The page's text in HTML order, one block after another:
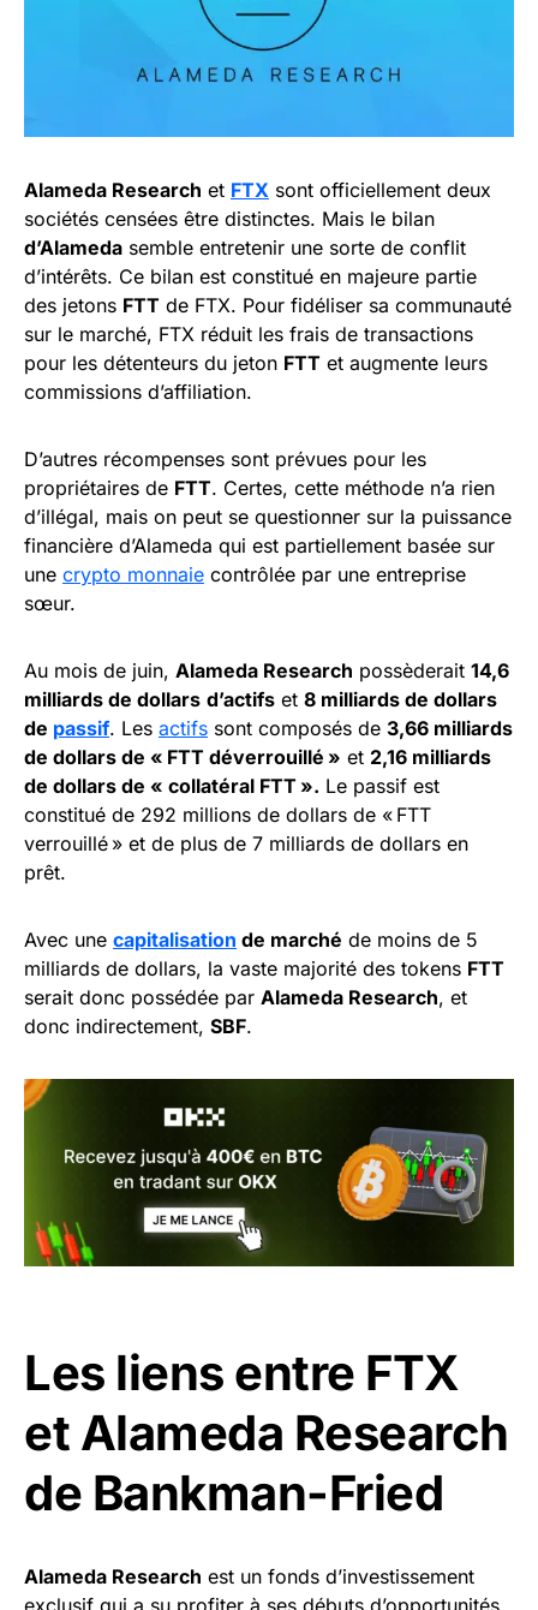
Alameda Research et FTX sont officiellement deux
sociétés censées être distinctes. Mais le bilan
d’Alameda semble entretenir une sorte de conflit
d’intérêts. Ce bilan est constitué en majeure partie
des jetons FTT de FTX. Pour fidéliser sa communauté
sur le marché, FTX réduit les frais de transactions
pour les détenteurs du jeton FTT et augmente leurs
commissions d’affiliation.
D’autres récompenses sont prévues pour les
propriétaires de FTT. Certes, cette méthode n’a rien
d’illégal, mais on peut se questionner sur la puissance
financière d’Alameda qui est partiellement basée sur
une crypto monnaie contrôlée par une entreprise
sœur.
Au mois de juin, Alameda Research possèderait 14,6
milliards de dollars d’actifs et 8 milliards de dollars
de passif. Les actifs sont composés de 3,66 milliards
de dollars de « FTT déverrouillé » et 2,16 milliards
de dollars de « collatéral FTT ». Le passif est
constitué de 292 millions de dollars de « FTT
verrouillé » et de plus de 7 milliards de dollars en
prêt.
Avec une capitalisation de marché de moins de 5
milliards de dollars, la vaste majorité des tokens FTT
serait donc possédée par Alameda Research, et
donc indirectement, SBF.
Les liens entre FTX
et Alameda Research
de Bankman-Fried
Alameda Research est un fonds d’investissement
exclusif qui a su profiter à ses débuts d’opportunités